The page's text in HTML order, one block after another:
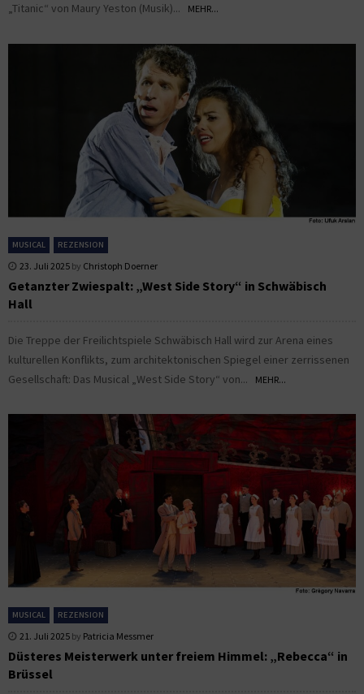
„Titanic“ von Maury Yeston (Musik)...
MEHR...
MUSICAL REZENSION
23. Juli 2025 by Christoph Doerner
Getanzter Zwiespalt: „West Side Story“ in Schwäbisch
Hall
Die Treppe der Freilichtspiele Schwäbisch Hall wird zur Arena eines
kulturellen Konflikts, zum architektonischen Spiegel einer zerrissenen
Gesellschaft: Das Musical „West Side Story“ von...
MEHR...
MUSICAL REZENSION
21. Juli 2025 by Patricia Messmer
Düsteres Meisterwerk unter freiem Himmel: „Rebecca“ in
Brüssel